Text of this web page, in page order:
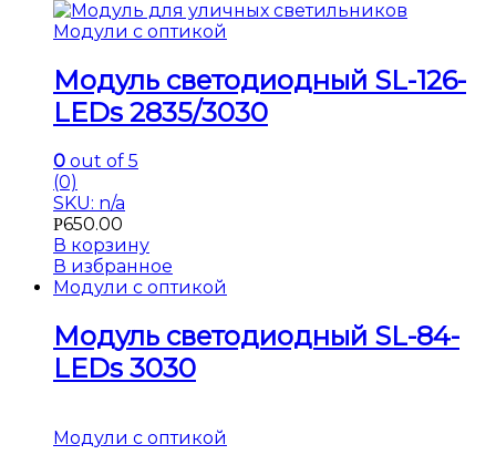
Модули с оптикой
Модуль светодиодный SL-126-
LEDs 2835/3030
0 out of 5
(0)
SKU: n/a
Р650.00
В корзину
В избранное
Модули с оптикой
Модуль светодиодный SL-84-
LEDs 3030
Модули с оптикой